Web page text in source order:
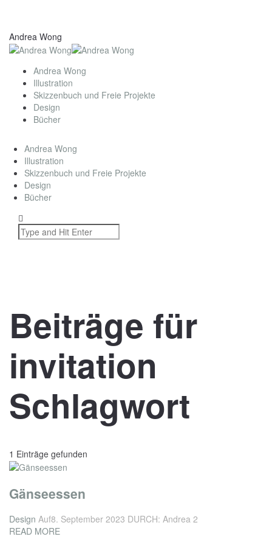
Andrea Wong
Andrea Wong
Illustration
Skizzenbuch und Freie Projekte
Design
Bücher
Andrea Wong
Illustration
Skizzenbuch und Freie Projekte
Design
Bücher
Beiträge für
invitation
Schlagwort
1 Einträge gefunden
Gänseessen
Design Auf8. September 2023 DURCH: Andrea 2
READ MORE